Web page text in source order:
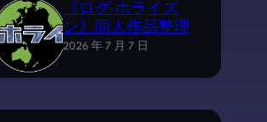
《ログ·ホライズ
ン》同人作品整理
2026 年 7 月 7 日